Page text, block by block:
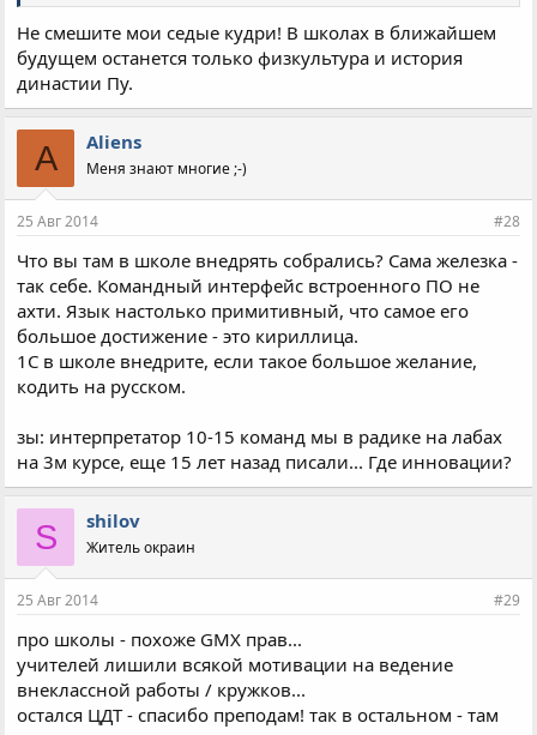
Не смешите мои седые кудри! В школах в ближайшем
будущем останется только физкультура и история
династии Пу.
A Aliens
Меня знают многие ;-)
25 Авг 2014 #28
Что вы там в школе внедрять собрались? Сама железка -
так себе. Командный интерфейс встроенного ПО не
ахти. Язык настолько примитивный, что самое его
большое достижение - это кириллица.
1С в школе внедрите, если такое большое желание,
кодить на русском.
зы: интерпретатор 10-15 команд мы в радике на лабах
на 3м курсе, еще 15 лет назад писали... Где инновации?
S shilov
Житель окраин
25 Авг 2014 #29
про школы - похоже GMX прав...
учителей лишили всякой мотивации на ведение
внеклассной работы / кружков...
остался ЦДТ - спасибо преподам! так в остальном - там